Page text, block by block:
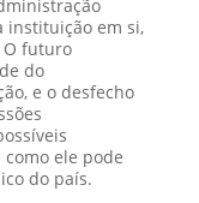
instituição em si,
O futuro
do
e o desfecho
ele pode
do país.